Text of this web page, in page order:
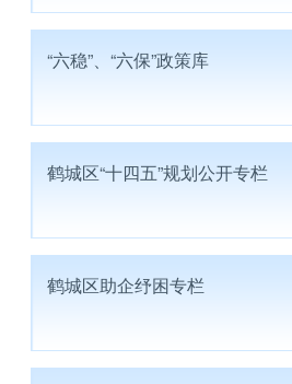
“六稳”、“六保”政策库
鹤城区“十四五”规划公开专栏
鹤城区助企纾困专栏